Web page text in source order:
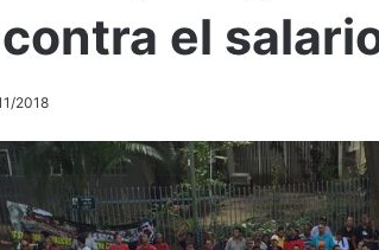
el
2018